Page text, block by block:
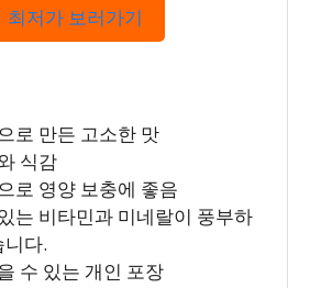
최저가 보러가기
로 만든 고소한 맛
식감
로 영양 보충에 좋음
는 비타민과 미네랄이 풍부하
다.
수 있는 개인 포장